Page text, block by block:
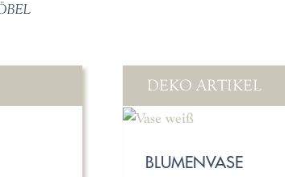
DEKO ARTIKEL
BLUMENVASE